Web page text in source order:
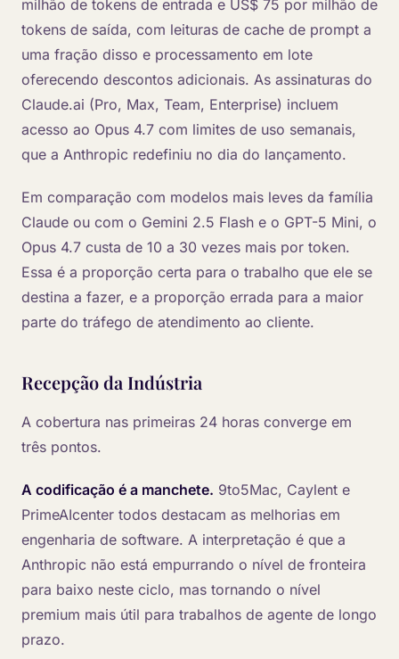
milhão de tokens de entrada e US$ 75 por milhão de
tokens de saída, com leituras de cache de prompt a
uma fração disso e processamento em lote
oferecendo descontos adicionais. As assinaturas do
Claude.ai (Pro, Max, Team, Enterprise) incluem
acesso ao Opus 4.7 com limites de uso semanais,
que a Anthropic redefiniu no dia do lançamento.
Em comparação com modelos mais leves da família
Claude ou com o Gemini 2.5 Flash e o GPT-5 Mini, o
Opus 4.7 custa de 10 a 30 vezes mais por token.
Essa é a proporção certa para o trabalho que ele se
destina a fazer, e a proporção errada para a maior
parte do tráfego de atendimento ao cliente.
Recepção da Indústria
A cobertura nas primeiras 24 horas converge em
três pontos.
A codificação é a manchete. 9to5Mac, Caylent e
PrimeAIcenter todos destacam as melhorias em
engenharia de software. A interpretação é que a
Anthropic não está empurrando o nível de fronteira
para baixo neste ciclo, mas tornando o nível
premium mais útil para trabalhos de agente de longo
prazo.